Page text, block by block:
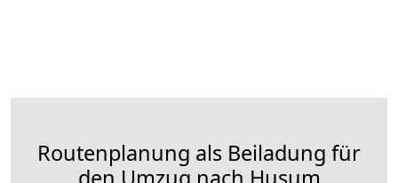
Routenplanung als Beiladung für